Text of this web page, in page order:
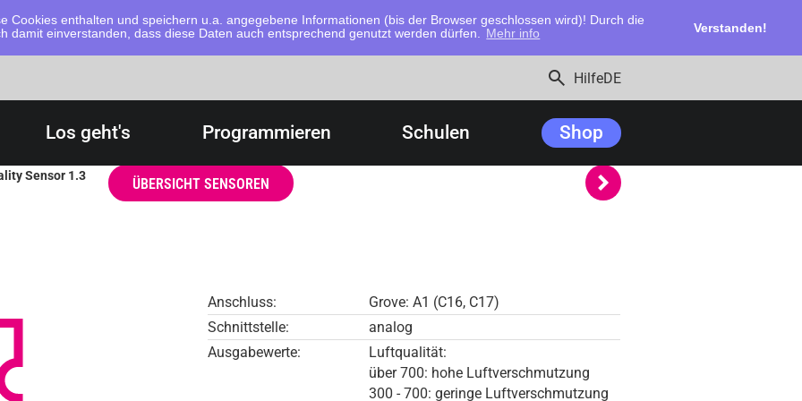
Cookies enthalten und speichern u.a. angegebene Informationen (bis der Browser geschlossen wird)! Durch die
damit einverstanden, dass diese Daten auch entsprechend genutzt werden dürfen.
Mehr info Verstanden!
search HilfeDE
Los geht's Programmieren Schulen Shop
Sensor 1.3 ÜBERSICHT SENSOREN
Anschluss:
Grove: A1 (C16, C17)
Schnittstelle:
analog
Ausgabewerte:
Luftqualität:
über 700: hohe Luftverschmutzung
300 - 700: geringe Luftverschmutzung